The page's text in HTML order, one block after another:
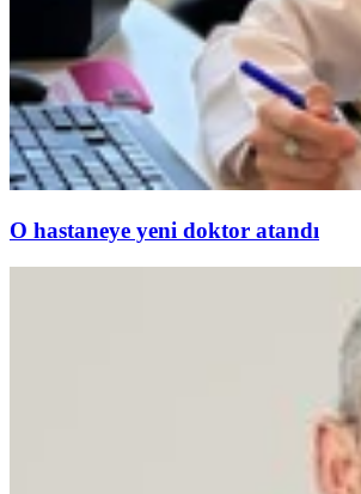
O hastaneye yeni doktor atandı